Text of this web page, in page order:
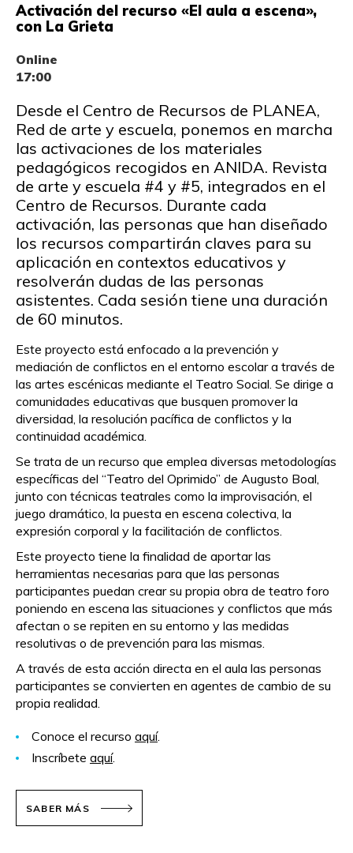
Activación del recurso «El aula a escena»,
con La Grieta
Online
17:00
Desde el Centro de Recursos de PLANEA,
Red de arte y escuela, ponemos en marcha
las activaciones de los materiales
pedagógicos recogidos en ANIDA. Revista
de arte y escuela #4 y #5, integrados en el
Centro de Recursos. Durante cada
activación, las personas que han diseñado
los recursos compartirán claves para su
aplicación en contextos educativos y
resolverán dudas de las personas
asistentes. Cada sesión tiene una duración
de 60 minutos.
Este proyecto está enfocado a la prevención y
mediación de conflictos en el entorno escolar a través de
las artes escénicas mediante el Teatro Social. Se dirige a
comunidades educativas que busquen promover la
diversidad, la resolución pacífica de conflictos y la
continuidad académica.
Se trata de un recurso que emplea diversas metodologías
específicas del “Teatro del Oprimido” de Augusto Boal,
junto con técnicas teatrales como la improvisación, el
juego dramático, la puesta en escena colectiva, la
expresión corporal y la facilitación de conflictos.
Este proyecto tiene la finalidad de aportar las
herramientas necesarias para que las personas
participantes puedan crear su propia obra de teatro foro
poniendo en escena las situaciones y conflictos que más
afectan o se repiten en su entorno y las medidas
resolutivas o de prevención para las mismas.
A través de esta acción directa en el aula las personas
participantes se convierten en agentes de cambio de su
propia realidad.
Conoce el recurso aquí.
Inscríbete aquí.
SABER MÁS